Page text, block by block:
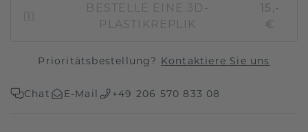
BESTELLE EINE 3D-
PLASTIKREPLIK
15,-
€
Prioritätsbestellung? Kontaktiere Sie uns
Chat E-Mail +49 206 570 833 08